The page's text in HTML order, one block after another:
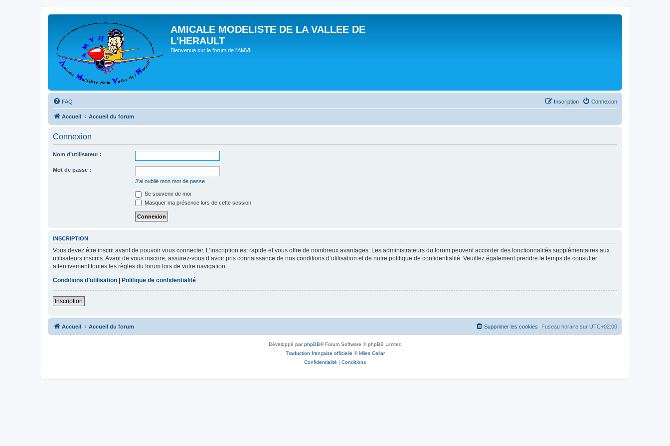
AMICALE MODELISTE DE LA VALLEE DE
L'HERAULT
Bienvenue sur le forum de l'AMVH
FAQ Connexion
Inscription
Accueil Accueil du forum
Connexion
Nom d’utilisateur :
Mot de passe :
J’ai oublié mon mot de passe
Se souvenir de moi
Masquer ma présence lors de cette session
INSCRIPTION
Vous devez être inscrit avant de pouvoir vous connecter. L’inscription est rapide et vous offre de nombreux avantages. Les administrateurs du forum peuvent accorder des fonctionnalités supplémentaires aux
utilisateurs inscrits. Avant de vous inscrire, assurez-vous d’avoir pris connaissance de nos conditions d’utilisation et de notre politique de confidentialité. Veuillez également prendre le temps de consulter
attentivement toutes les règles du forum lors de votre navigation.
Conditions d’utilisation | Politique de confidentialité
Inscription
Accueil Accueil du forum Fuseau horaire sur UTC+02:00
Supprimer les cookies
Développé parphpBB® Forum Software © phpBB Limited
Traduction française officielle ©Miles Cellar
Confidentialité | Conditions